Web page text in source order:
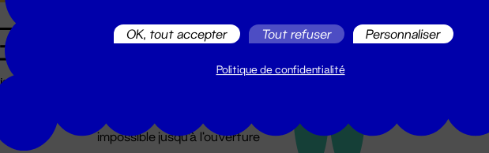
Billetterie
billetterie@leGrandT.fr
impossible jusqu'à l'ouverture
OK, tout accepter Tout refuser Personnaliser
Politique de confidentialité